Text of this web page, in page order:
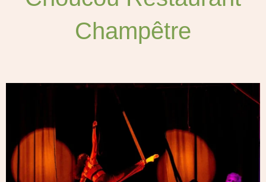
Champêtre